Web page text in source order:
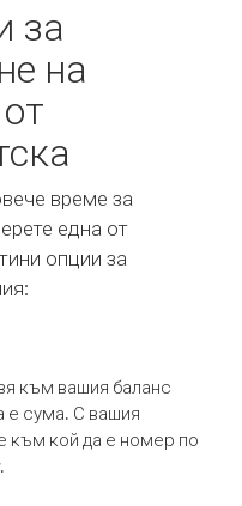
за
на
време за
една от
опции за
към вашия баланс
е сума. С вашия
към кой да е номер по